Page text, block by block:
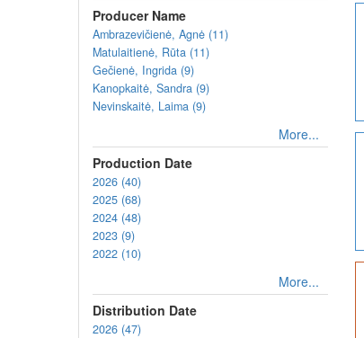
Producer Name
Ambrazevičienė, Agnė (11)
Matulaitienė, Rūta (11)
Gečienė, Ingrida (9)
Kanopkaitė, Sandra (9)
Nevinskaitė, Laima (9)
More...
Production Date
2026 (40)
2025 (68)
2024 (48)
2023 (9)
2022 (10)
More...
Distribution Date
2026 (47)